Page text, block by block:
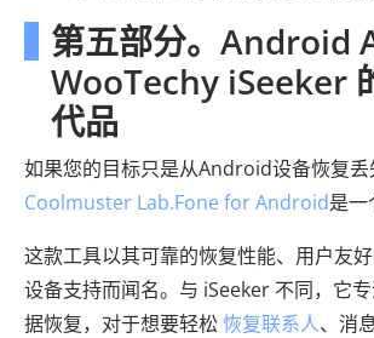
第五部分。Android
WooTechy iSeeker
代品
如果您的目标只是从Android设备恢复丢
Coolmuster Lab.Fone for Android是一
这款工具以其可靠的恢复性能、用户友
设备支持而闻名。与 iSeeker 不同，它
据恢复，对于想要轻松 恢复联系人、消